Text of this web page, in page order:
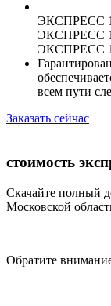
ЭКСПРЕСС
ЭКСПРЕСС
ЭКСПРЕСС
всем пути
Заказать сейчас
стоимость
Скачайте полный
Московской
Обратите